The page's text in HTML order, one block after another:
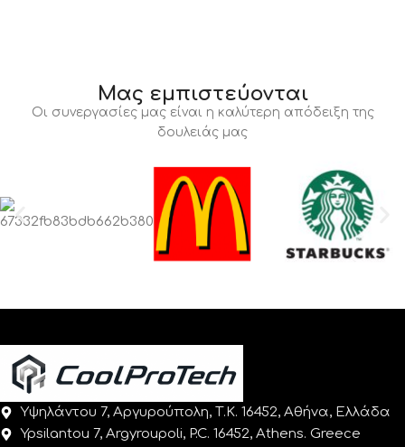
Μας εμπιστεύονται
Οι συνεργασίες μας είναι η καλύτερη απόδειξη της
δουλειάς μας
Υψηλάντου 7, Αργυρούπολη, Τ.Κ. 16452, Αθήνα, Ελλάδα
Ypsilantou 7, Argyroupoli, P.C. 16452, Athens. Greece